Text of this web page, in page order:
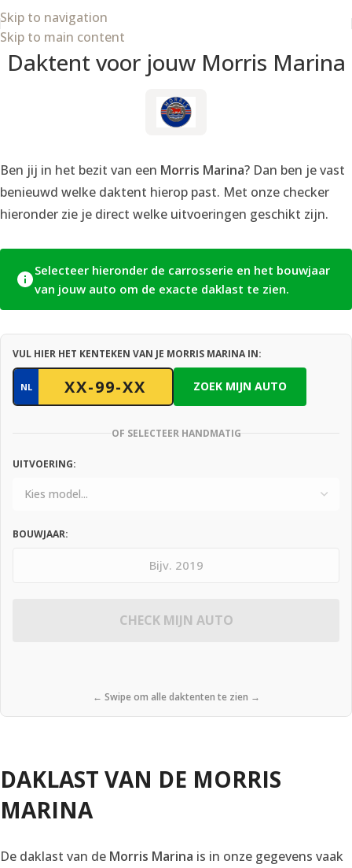
Skip to navigation
Skip to main content
Daktent voor jouw Morris Marina
Ben jij in het bezit van een Morris Marina? Dan ben je vast
benieuwd welke daktent hierop past. Met onze checker
hieronder zie je direct welke uitvoeringen geschikt zijn.
Selecteer hieronder de carrosserie en het bouwjaar
van jouw auto om de exacte daklast te zien.
VUL HIER HET KENTEKEN VAN JE MORRIS MARINA IN:
NL ZOEK MIJN AUTO
OF SELECTEER HANDMATIG
UITVOERING:
BOUWJAAR:
CHECK MIJN AUTO
← Swipe om alle daktenten te zien →
DAKLAST VAN DE MORRIS
MARINA
De daklast van de Morris Marina is in onze gegevens vaak